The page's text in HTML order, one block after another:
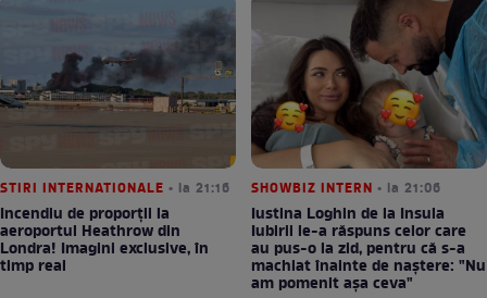
STIRI INTERNATIONALE • la 21:16
Incendiu de proporții la
aeroportul Heathrow din
Londra! Imagini exclusive, în
timp real
SHOWBIZ INTERN • la 21:06
Iustina Loghin de la Insula
Iubirii le-a răspuns celor care
au pus-o la zid, pentru că s-a
machiat înainte de naștere: "Nu
am pomenit așa ceva"